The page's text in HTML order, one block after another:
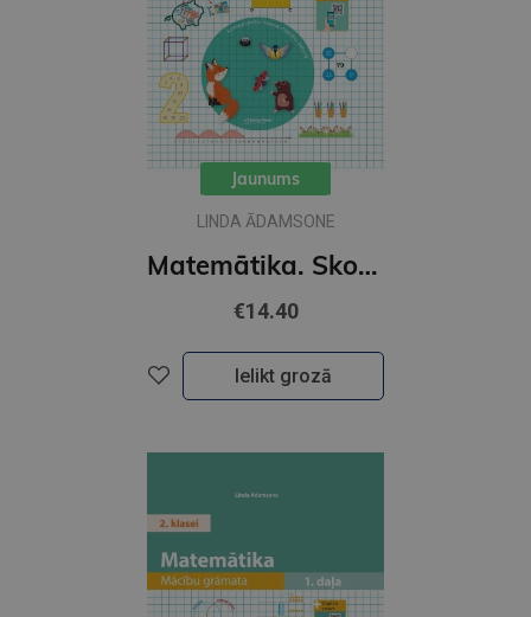
Jaunums
LINDA ĀDAMSONE
Matemātika. Skolēna grāmata 2. klasei 2 daļa
€14.40
Ielikt grozā